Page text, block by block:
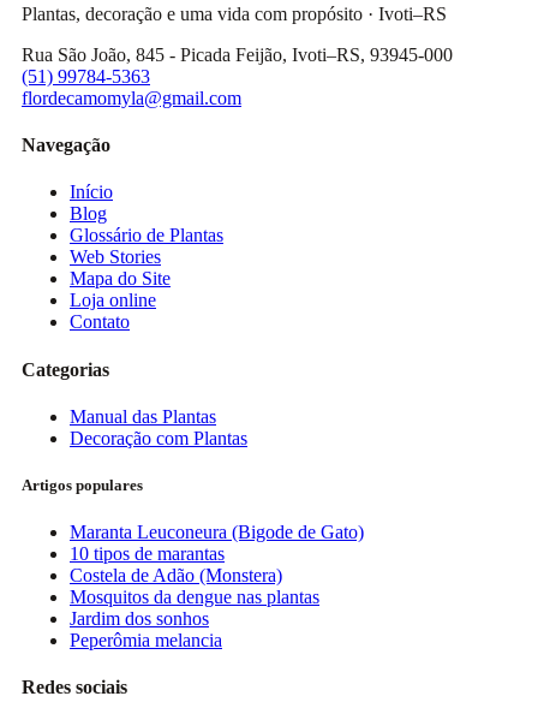
Plantas, decoração e uma vida com propósito · Ivoti–RS
Rua São João, 845 - Picada Feijão, Ivoti–RS, 93945-000
(51) 99784-5363
flordecamomyla@gmail.com
Navegação
Início
Blog
Glossário de Plantas
Web Stories
Mapa do Site
Loja online
Contato
Categorias
Manual das Plantas
Decoração com Plantas
Artigos populares
Maranta Leuconeura (Bigode de Gato)
10 tipos de marantas
Costela de Adão (Monstera)
Mosquitos da dengue nas plantas
Jardim dos sonhos
Peperômia melancia
Redes sociais